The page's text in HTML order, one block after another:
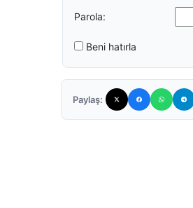
Parola:
Beni hatırla
Paylaş: